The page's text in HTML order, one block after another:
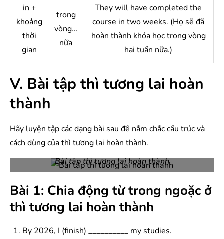
in +
khoảng
thời
gian
trong
vòng…
nữa
They will have completed the
course in two weeks. (Họ sẽ đã
hoàn thành khóa học trong vòng
hai tuần nữa.)
V. Bài tập thì tương lai hoàn
thành
Hãy luyện tập các dạng bài sau để nắm chắc cấu trúc và
cách dùng của thì tương lai hoàn thành.
Bài tập thì tương lai hoàn thành
Bài 1: Chia động từ trong ngoặc ở
thì tương lai hoàn thành
By 2026, I (finish) __________ my studies.